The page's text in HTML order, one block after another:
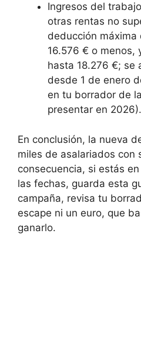
Ingresos del
otras rentas no
deducción
16.576 € o menos,
hasta 18.276 €; se
desde 1 de enero
en tu borrador de
presentar en 2026).
En conclusión, la nueva
miles de asalariados con
consecuencia, si estás
las fechas, guarda esta
campaña, revisa tu
escape ni un euro, que
ganarlo.